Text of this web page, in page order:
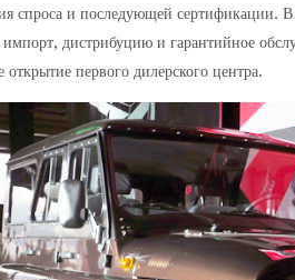
спроса и последующей сертификации.
импорт, дистрибуцию и гарантийное
открытие первого дилерского центра.